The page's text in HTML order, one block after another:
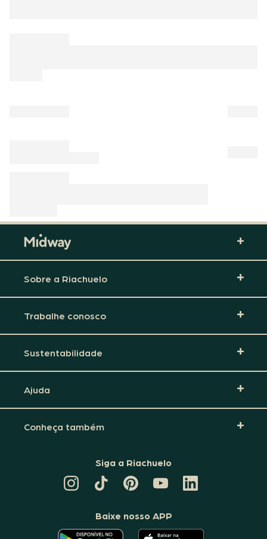
Sobre a Riachuelo
Trabalhe conosco
Sustentabilidade
Ajuda
Conheça também
Siga a Riachuelo
TIKTOK
DA
PINTEREST
DA
CANAL
DA
RIACHUELO
LINKEDIN
DA
Baixe nosso APP
O O